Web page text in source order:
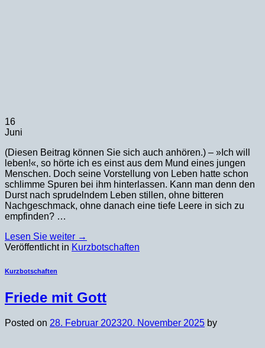
16
Juni
(Diesen Beitrag können Sie sich auch anhören.) – »Ich will
leben!«, so hörte ich es einst aus dem Mund eines jungen
Menschen. Doch seine Vorstellung von Leben hatte schon
schlimme Spuren bei ihm hinterlassen. Kann man denn den
Durst nach sprudelndem Leben stillen, ohne bitteren
Nachgeschmack, ohne danach eine tiefe Leere in sich zu
empfinden? …
Lesen Sie weiter →
Veröffentlicht in Kurzbotschaften
Kurzbotschaften
Friede mit Gott
Posted on 28. Februar 202320. November 2025 by